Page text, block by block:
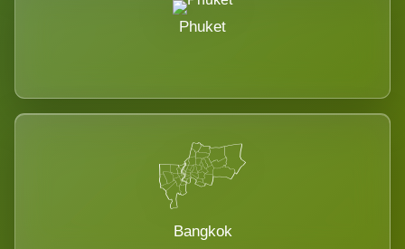
Phuket
Bangkok